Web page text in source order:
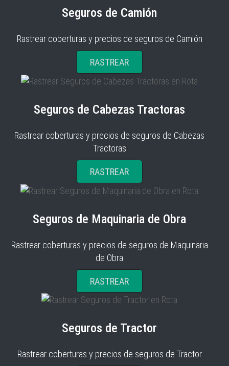
Seguros de Camión
Rastrear coberturas y precios de seguros de Camión
RASTREAR
Seguros de Cabezas Tractoras
Rastrear coberturas y precios de seguros de Cabezas
Tractoras
RASTREAR
Seguros de Maquinaria de Obra
Rastrear coberturas y precios de seguros de Maquinaria
de Obra
RASTREAR
Seguros de Tractor
Rastrear coberturas y precios de seguros de Tractor